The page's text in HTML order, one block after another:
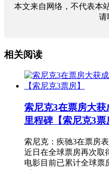
本文来自网络，不代表本
请
相关阅读
索尼克3在票房大
里程碑【索尼克3票
索尼克：疾驰3在票房
近日在全球票房再次取
电影目前已累计全球票